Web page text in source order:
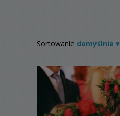
Sortowanie domyślnie ▾